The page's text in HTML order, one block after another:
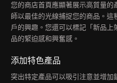
您的商店首頁應顯著展示高質量
師以最佳的光線捕捉您的商品。
戶的興趣。您還可以標記「新品
品的緊迫感和興奮感。
添加特色產品
突出特定產品可以吸引注意並增